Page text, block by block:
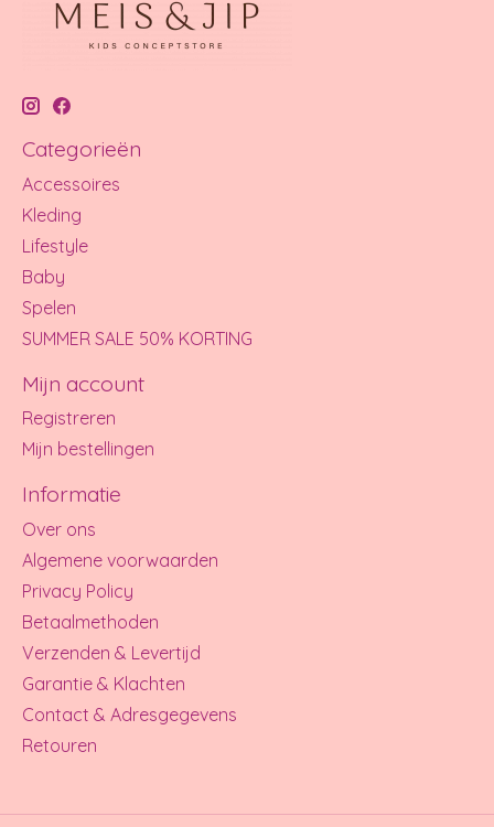
Categorieën
Accessoires
Kleding
Lifestyle
Baby
Spelen
SUMMER SALE 50% KORTING
Mijn account
Registreren
Mijn bestellingen
Informatie
Over ons
Algemene voorwaarden
Privacy Policy
Betaalmethoden
Verzenden & Levertijd
Garantie & Klachten
Contact & Adresgegevens
Retouren